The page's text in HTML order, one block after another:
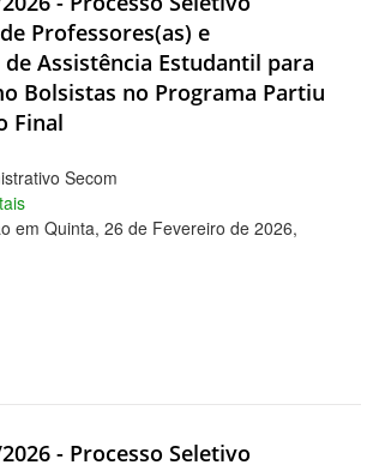
Professores(as) e
Assistência Estudantil para
Bolsistas no Programa Partiu
Final
Secom
em Quinta, 26 de Fevereiro de 2026,
- Processo Seletivo